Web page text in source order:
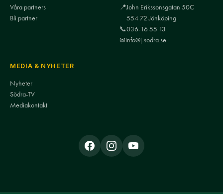
Våra partners
Bli partner
📍John Erikssonsgatan 50C
554 72 Jönköping
📞036-16 55 13
✉info@j-sodra.se
MEDIA & NYHETER
Nyheter
Södra-TV
Mediakontakt